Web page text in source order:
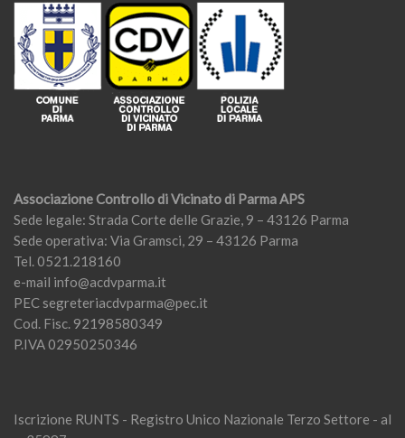
Associazione Controllo di Vicinato di Parma APS
Sede legale: Strada Corte delle Grazie, 9 – 43126 Parma
Sede operativa: Via Gramsci, 29 – 43126 Parma
Tel. 0521.218160
e-mail info@acdvparma.it
PEC segreteriacdvparma@pec.it
Cod. Fisc. 92198580349
P.IVA 02950250346
Iscrizione RUNTS - Registro Unico Nazionale Terzo Settore - al